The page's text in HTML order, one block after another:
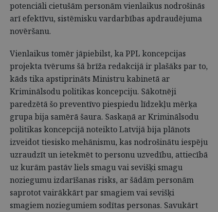
potenciāli cietušām personām vienlaikus nodrošinās
arī efektīvu, sistēmisku vardarbības apdraudējuma
novēršanu.
Vienlaikus tomēr jāpiebilst, ka PPL koncepcijas
projekta tvērums šā brīža redakcijā ir plašāks par to,
kāds tika apstiprināts Ministru kabinetā ar
Kriminālsodu politikas koncepciju. Sākotnēji
paredzētā šo preventīvo piespiedu līdzekļu mērķa
grupa bija samērā šaura. Saskaņā ar Kriminālsodu
politikas koncepcijā noteikto Latvijā bija plānots
izveidot tiesisko mehānismu, kas nodrošinātu iespēju
uzraudzīt un ietekmēt to personu uzvedību, attiecībā
uz kurām pastāv liels smagu vai sevišķi smagu
noziegumu izdarīšanas risks, ar šādām personām
saprotot vairākkārt par smagiem vai sevišķi
smagiem noziegumiem sodītas personas. Savukārt